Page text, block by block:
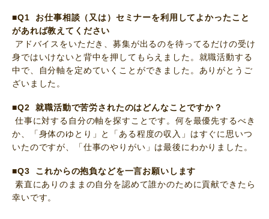
■Q1 お仕事相談（又は）セミナーを利用してよかったこと
があれば教えてください
アドバイスをいただき、募集が出るのを待ってるだけの受け
身ではいけないと背中を押してもらえました。就職活動する
中で、自分軸を定めていくことができました。ありがとうご
ざいました。
■Q2 就職活動で苦労されたのはどんなことですか？
仕事に対する自分の軸を探すことです。何を最優先するべき
か、「身体のゆとり」と「ある程度の収入」はすぐに思いつ
いたのですが、「仕事のやりがい」は最後にわかりました。
■Q3 これからの抱負などを一言お願いします
素直にありのままの自分を認めて誰かのために貢献できたら
幸いです。